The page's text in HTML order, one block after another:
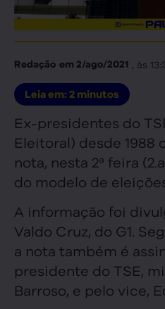
Redação em 2/ago/2021 , às
Leia em: 2 minutos
Ex-presidentes do
Eleitoral) desde 1988
nota, nesta 2ª feira
do modelo de
A informação foi
Valdo Cruz, do G1.
a nota também é
presidente do TSE,
Barroso, e pelo vice,